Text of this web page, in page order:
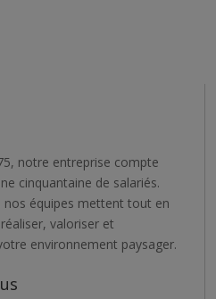
notre entreprise compte
cinquantaine de salariés.
nos équipes mettent tout en
valoriser et
environnement paysager.